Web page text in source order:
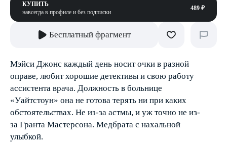
КУПИТЬ
навсегда в профиле и без подписки
489 ₽
Бесплатный фрагмент
Мэйси Джонс каждый день носит очки в разной
оправе, любит хорошие детективы и свою работу
ассистента врача. Должность в больнице
«Уайтстоун» она не готова терять ни при каких
обстоятельствах. Не из-за астмы, и уж точно не из-
за Гранта Мастерсона. Медбрата с нахальной
улыбкой.